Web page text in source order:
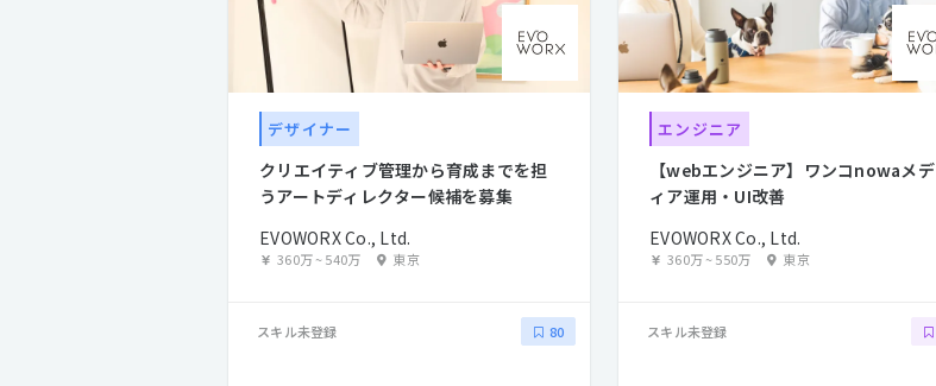
デザイナー
クリエイティブ管理から育成までを担
うアートディレクター候補を募集
EVOWORX Co., Ltd.
360万~540万 東京
スキル未登録 80
エンジニア
【webエンジニア】ワンコnowaメデ
ィア運用・UI改善
EVOWORX Co., Ltd.
360万~550万 東京
スキル未登録